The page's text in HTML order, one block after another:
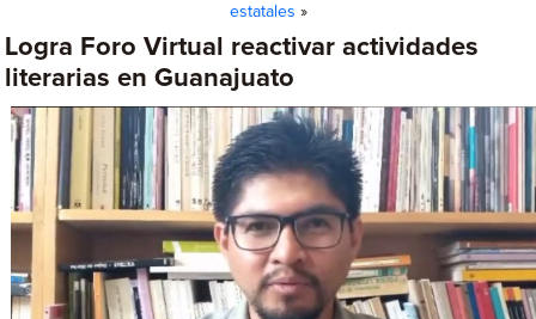
estatales »
Logra Foro Virtual reactivar actividades
literarias en Guanajuato